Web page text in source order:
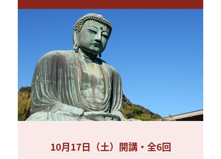
10月17日（土）開講・全6回